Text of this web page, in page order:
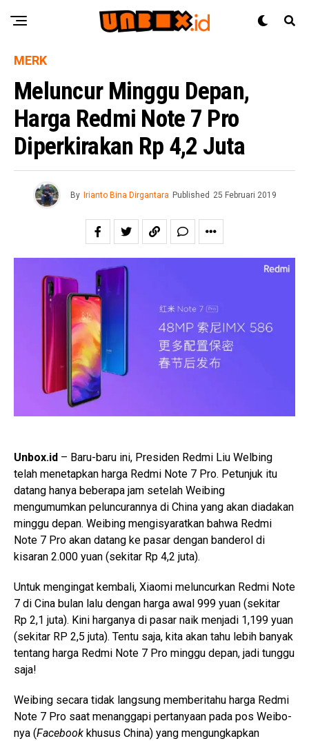
MERK
Meluncur Minggu Depan,
Harga Redmi Note 7 Pro
Diperkirakan Rp 4,2 Juta
By Irianto Bina Dirgantara Published 25 Februari 2019
Unbox.id – Baru-baru ini, Presiden Redmi Liu Welbing
telah menetapkan harga Redmi Note 7 Pro. Petunjuk itu
datang hanya beberapa jam setelah Weibing
mengumumkan peluncurannya di China yang akan diadakan
minggu depan. Weibing mengisyaratkan bahwa Redmi
Note 7 Pro akan datang ke pasar dengan banderol di
kisaran 2.000 yuan (sekitar Rp 4,2 juta).
Untuk mengingat kembali, Xiaomi meluncurkan Redmi Note
7 di Cina bulan lalu dengan harga awal 999 yuan (sekitar
Rp 2,1 juta). Kini harganya di pasar naik menjadi 1,199 yuan
(sekitar RP 2,5 juta). Tentu saja, kita akan tahu lebih banyak
tentang harga Redmi Note 7 Pro minggu depan, jadi tunggu
saja!
Weibing secara tidak langsung memberitahu harga Redmi
Note 7 Pro saat menanggapi pertanyaan pada pos Weibo-
nya (Facebook khusus China) yang mengungkapkan